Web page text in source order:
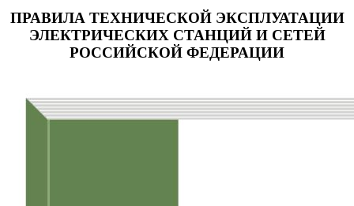
ПРАВИЛА ТЕХНИЧЕСКОЙ ЭКСПЛУАТАЦИИ
ЭЛЕКТРИЧЕСКИХ СТАНЦИЙ И СЕТЕЙ
РОССИЙСКОЙ ФЕДЕРАЦИИ